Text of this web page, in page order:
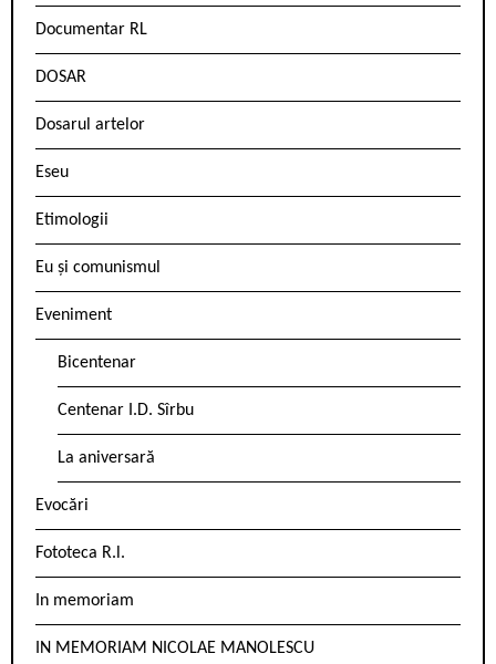
Documentar RL
DOSAR
Dosarul artelor
Eseu
Etimologii
Eu și comunismul
Eveniment
Bicentenar
Centenar I.D. Sîrbu
La aniversară
Evocări
Fototeca R.l.
In memoriam
IN MEMORIAM NICOLAE MANOLESCU